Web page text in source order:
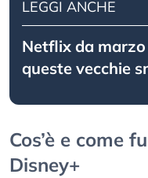
LEGGI ANCHE
Netflix da
queste vecchie
Cos’è e come
Disney+